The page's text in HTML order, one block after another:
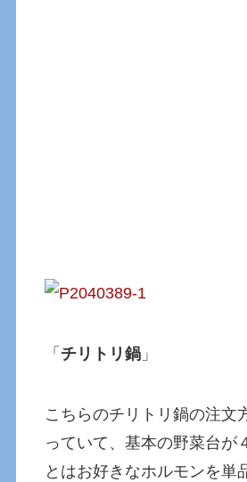
「 チリトリ鍋 」
こちらのチリトリ鍋の注文
っていて、基本の野菜台が
とはお好きなホルモンを単